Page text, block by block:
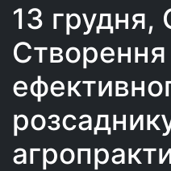
13 грудня,
Створення